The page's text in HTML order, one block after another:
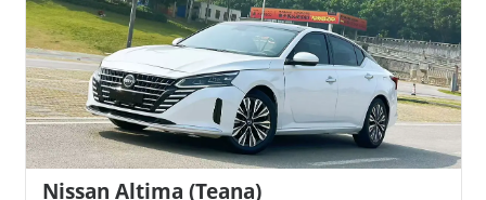
Nissan Altima (Teana)